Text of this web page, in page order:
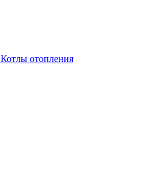
Котлы отопления